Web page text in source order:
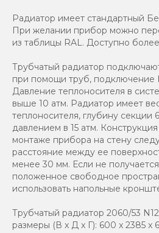
Радиатор имеет стандартный
При желании прибор можно
из таблицы RAL. Доступно
Трубчатый радиатор
при помощи труб, подключение
Давление теплоносителя в
выше 10 атм. Радиатор имеет
теплоносителя, глубину секции
давлением в 15 атм.
монтаже прибора на стену
расстояние между ее
менее 30 мм. Если не
положенное свободное
использовать напольные
Трубчатый радиатор 2060/53
размеры (В x Д x Г): 600 x 2385 x